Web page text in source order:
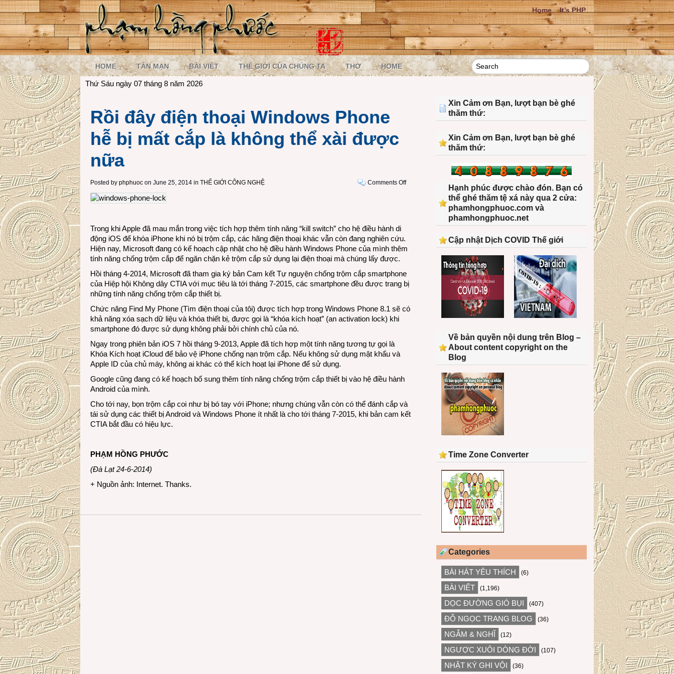
Home It’s PHP
HOME TẢN MẠN BÀI VIẾT THẾ GIỚI CỦA CHÚNG TA THƠ HOME
Thứ Sáu ngày 07 tháng 8 năm 2026
Rồi đây điện thoại Windows Phone
hễ bị mất cắp là không thể xài được
nữa
Posted by phphuoc on June 25, 2014 in THẾ GIỚI CÔNG NGHỆ Comments Offon
hễ
mất
cắp
thể
Trong khi Apple đã mau mắn trong việc tích hợp thêm tính năng “kill switch” cho hệ điều hành di
động iOS để khóa iPhone khi nó bị trộm cắp, các hãng điện thoại khác vẫn còn đang nghiên cứu.
Hiện nay, Microsoft đang có kế hoạch cập nhật cho hệ điều hành Windows Phone của mình thêm
tính năng chống trộm cắp để ngăn chặn kẻ trộm cắp sử dụng lại điện thoại mà chúng lấy được.
Hồi tháng 4-2014, Microsoft đã tham gia ký bản Cam kết Tự nguyện chống trộm cắp smartphone
của Hiệp hội Không dây CTIA với mục tiêu là tới tháng 7-2015, các smartphone đều được trang bị
những tính năng chống trộm cắp thiết bị.
Chức năng Find My Phone (Tìm điện thoại của tôi) được tích hợp trong Windows Phone 8.1 sẽ có
khả năng xóa sạch dữ liệu và khóa thiết bị, được gọi là “khóa kích hoạt” (an activation lock) khi
smartphone đó được sử dụng không phải bởi chính chủ của nó.
Ngay trong phiên bản iOS 7 hồi tháng 9-2013, Apple đã tích hợp một tính năng tương tự gọi là
Khóa Kích hoạt iCloud để bảo vệ iPhone chống nạn trộm cắp. Nếu không sử dụng mật khẩu và
Apple ID của chủ máy, không ai khác có thể kích hoạt lại iPhone để sử dụng.
Google cũng đang có kế hoạch bổ sung thêm tính năng chống trộm cắp thiết bị vào hệ điều hành
Android của mình.
Cho tới nay, bọn trộm cắp coi như bị bó tay với iPhone; nhưng chúng vẫn còn có thể đánh cắp và
tái sử dụng các thiết bị Android và Windows Phone ít nhất là cho tới tháng 7-2015, khi bản cam kết
CTIA bắt đầu có hiệu lực.
PHẠM HỒNG PHƯỚC
(Đà Lạt 24-6-2014)
+ Nguồn ảnh: Internet. Thanks.
Xin Cảm ơn Bạn, lượt bạn bè ghé
thăm thứ:
Xin Cảm ơn Bạn, lượt bạn bè ghé
thăm thứ:
Hạnh phúc được chào đón. Bạn có
thể ghé thăm tệ xá này qua 2 cửa:
phamhongphuoc.com và
phamhongphuoc.net
Cập nhật Dịch COVID Thế giới
Về bản quyền nội dung trên Blog –
About content copyright on the
Blog
Time Zone Converter
Categories
BÀI HÁT YÊU THÍCH (6)
BÀI VIẾT (1,196)
DỌC ĐƯỜNG GIÓ BỤI (407)
ĐỖ NGỌC TRANG BLOG (36)
NGẪM & NGHĨ (12)
NGƯỢC XUÔI DÒNG ĐỜI (107)
NHẬT KÝ GHI VỘI (36)